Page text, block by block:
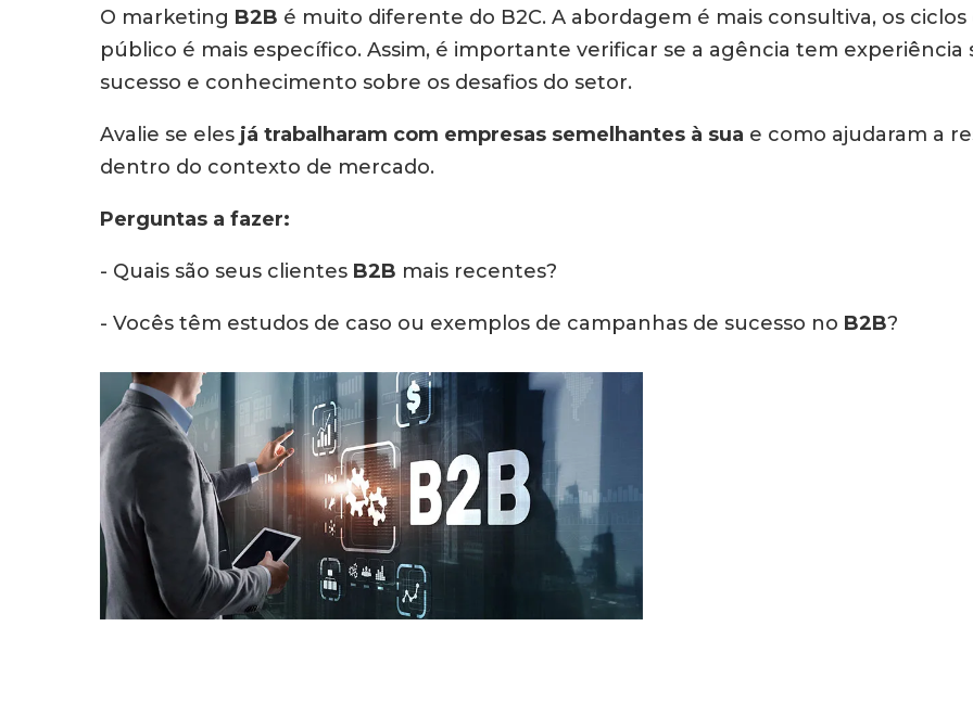
O marketing B2B é muito diferente do B2C. A abordagem é mais consultiva, os
público é mais específico. Assim, é importante verificar se a agência tem
sucesso e conhecimento sobre os desafios do setor.
Avalie se eles já trabalharam com empresas semelhantes à sua e como ajudaram a
dentro do contexto de mercado.
Perguntas a fazer:
- Quais são seus clientes B2B mais recentes?
- Vocês têm estudos de caso ou exemplos de campanhas de sucesso no B2B?